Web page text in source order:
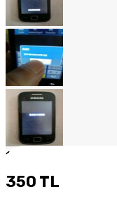
1
350 TL